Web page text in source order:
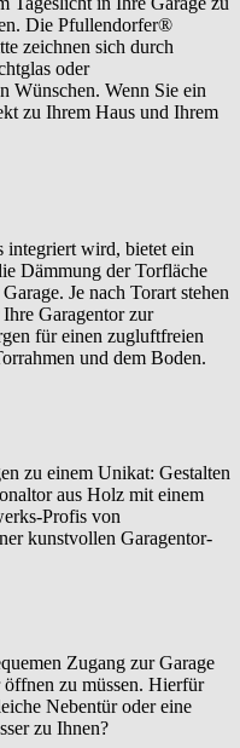
Die Pfullendorfer®
zeichnen sich durch
oder
Wünschen. Wenn Sie ein
zu Ihrem Haus und Ihrem
integriert wird, bietet ein
Dämmung der Torfläche
Je nach Torart stehen
Garagentor zur
für einen zugluftfreien
und dem Boden.
zu einem Unikat: Gestalten
aus Holz mit einem
Profis von
kunstvollen Garagentor-
Zugang zur Garage
zu müssen. Hierfür
Nebentür oder eine
zu Ihnen?